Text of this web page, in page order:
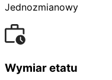
Jednozmianowy
Wymiar etatu